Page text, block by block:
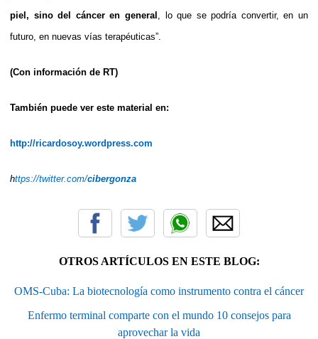
piel, sino del cáncer en general
, lo que se podría convertir, en un
futuro, en nuevas vías terapéuticas”.
(Con información de RT)
También puede ver este material en:
http://ricardosoy.wordpress.com
https://twitter.com/cibergonza
OTROS ARTÍCULOS EN ESTE BLOG:
OMS-Cuba: La biotecnología como instrumento contra el cáncer
Enfermo terminal comparte con el mundo 10 consejos para
aprovechar la vida